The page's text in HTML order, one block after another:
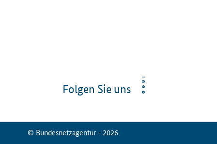
Folgen Sie uns
© Bundesnetzagentur - 2026